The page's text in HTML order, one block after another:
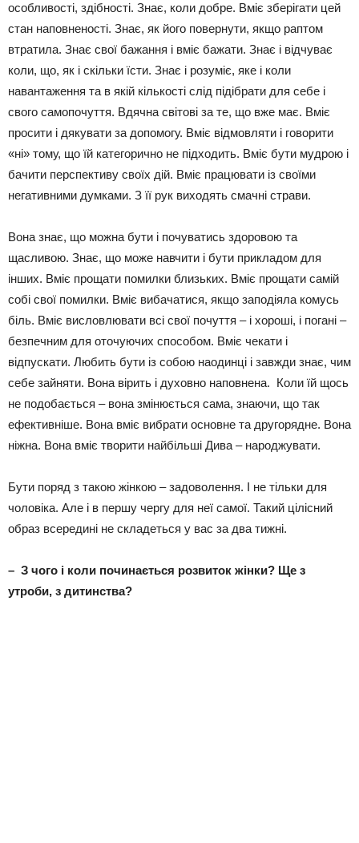
особливості, здібності. Знає, коли добре. Вміє зберігати цей
стан наповненості. Знає, як його повернути, якщо раптом
втратила. Знає свої бажання і вміє бажати. Знає і відчуває
коли, що, як і скільки їсти. Знає і розуміє, яке і коли
навантаження та в якій кількості слід підібрати для себе і
свого самопочуття. Вдячна світові за те, що вже має. Вміє
просити і дякувати за допомогу. Вміє відмовляти і говорити
«ні» тому, що їй категорично не підходить. Вміє бути мудрою і
бачити перспективу своїх дій. Вміє працювати із своїми
негативними думками. З її рук виходять смачні страви.
Вона знає, що можна бути і почуватись здоровою та
щасливою. Знає, що може навчити і бути прикладом для
інших. Вміє прощати помилки близьких. Вміє прощати самій
собі свої помилки. Вміє вибачатися, якщо заподіяла комусь
біль. Вміє висловлювати всі свої почуття – і хороші, і погані –
безпечним для оточуючих способом. Вміє чекати і
відпускати. Любить бути із собою наодинці і завжди знає, чим
себе зайняти. Вона вірить і духовно наповнена. Коли їй щось
не подобається – вона змінюється сама, знаючи, що так
ефективніше. Вона вміє вибрати основне та другорядне. Вона
ніжна. Вона вміє творити найбільші Дива – народжувати.
Бути поряд з такою жінкою – задоволення. І не тільки для
чоловіка. Але і в першу чергу для неї самої. Такий цілісний
образ всередині не складеться у вас за два тижні.
– З чого і коли починається розвиток жінки? Ще з
утроби, з дитинства?